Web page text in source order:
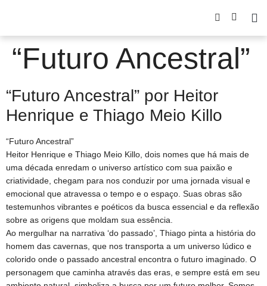
“Futuro Ancestral”
“Futuro Ancestral” por Heitor
Henrique e Thiago Meio Killo
“Futuro Ancestral”
Heitor Henrique e Thiago Meio Killo, dois nomes que há mais de
uma década enredam o universo artístico com sua paixão e
criatividade, chegam para nos conduzir por uma jornada visual e
emocional que atravessa o tempo e o espaço. Suas obras são
testemunhos vibrantes e poéticos da busca essencial e da reflexão
sobre as origens que moldam sua essência.
Ao mergulhar na narrativa ‘do passado’, Thiago pinta a história do
homem das cavernas, que nos transporta a um universo lúdico e
colorido onde o passado ancestral encontra o futuro imaginado. O
personagem que caminha através das eras, e sempre está em seu